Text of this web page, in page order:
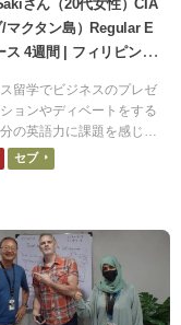
さん（20代女性）CIA
/マクタン島）Regular E
ス 4週間 | フィリピン留
留学でビジネスのプレゼ
ョンやディベートをする
の英語力に課題を感じて
。将来英語が必要となる
指す上で、もっと英語力
セブ